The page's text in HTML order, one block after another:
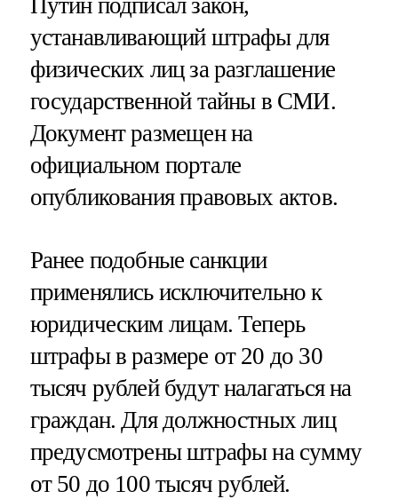
Путин подписал закон,
устанавливающий штрафы для
физических лиц за разглашение
государственной тайны в СМИ.
Документ размещен на
официальном портале
опубликования правовых актов.
Ранее подобные санкции
применялись исключительно к
юридическим лицам. Теперь
штрафы в размере от 20 до 30
тысяч рублей будут налагаться на
граждан. Для должностных лиц
предусмотрены штрафы на сумму
от 50 до 100 тысяч рублей.